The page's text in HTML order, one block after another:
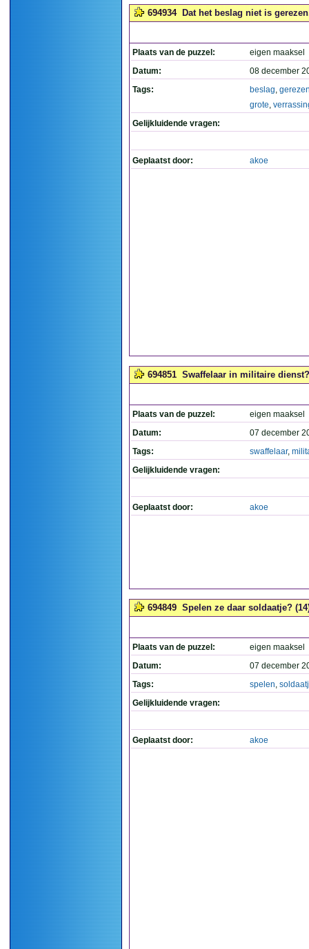
694934 Dat het beslag niet is
Plaats van de puzzel:
eigen maaksel
Datum:
08 december
Tags:
beslag,
grote,
Gelijkluidende vragen:
Geplaatst door: akoe
694851 Swaffelaar in militaire
Plaats van de puzzel:
eigen maaksel
Datum:
07 december
Tags:
swaffelaar,
Gelijkluidende vragen:
Geplaatst door: akoe
694849 Spelen ze daar soldaatje?
Plaats van de puzzel:
eigen maaksel
Datum:
07 december
Tags:
spelen,
Gelijkluidende vragen:
Geplaatst door: akoe